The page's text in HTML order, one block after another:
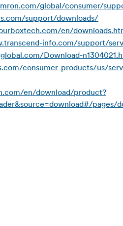
global/consumer/
support/downloads/
en/
info.com/support/
Download-
consumer-products/us/
en/download/product?
pages/